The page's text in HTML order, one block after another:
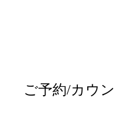
ご予約/カウ